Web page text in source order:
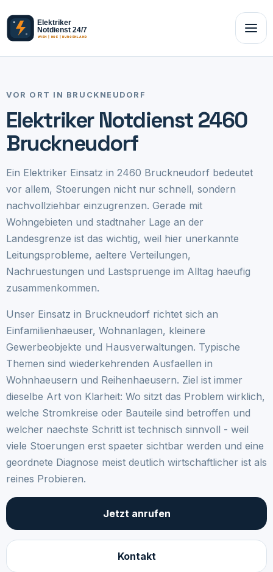
VOR ORT IN BRUCKNEUDORF
Elektriker Notdienst 2460
Bruckneudorf
Ein Elektriker Einsatz in 2460 Bruckneudorf bedeutet
vor allem, Stoerungen nicht nur schnell, sondern
nachvollziehbar einzugrenzen. Gerade mit
Wohngebieten und stadtnaher Lage an der
Landesgrenze ist das wichtig, weil hier unerkannte
Leitungsprobleme, aeltere Verteilungen,
Nachruestungen und Lastspruenge im Alltag haeufig
zusammenkommen.
Unser Einsatz in Bruckneudorf richtet sich an
Einfamilienhaeuser, Wohnanlagen, kleinere
Gewerbeobjekte und Hausverwaltungen. Typische
Themen sind wiederkehrenden Ausfaellen in
Wohnhaeusern und Reihenhaeusern. Ziel ist immer
dieselbe Art von Klarheit: Wo sitzt das Problem wirklich,
welche Stromkreise oder Bauteile sind betroffen und
welcher naechste Schritt ist technisch sinnvoll - weil
viele Stoerungen erst spaeter sichtbar werden und eine
geordnete Diagnose meist deutlich wirtschaftlicher ist als
reines Probieren.
Jetzt anrufen
Kontakt